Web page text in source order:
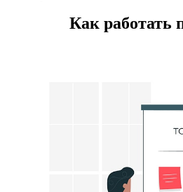
Как работать